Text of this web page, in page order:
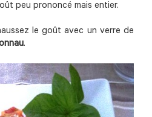
peu prononcé mais entier.
le goût avec un verre de
.